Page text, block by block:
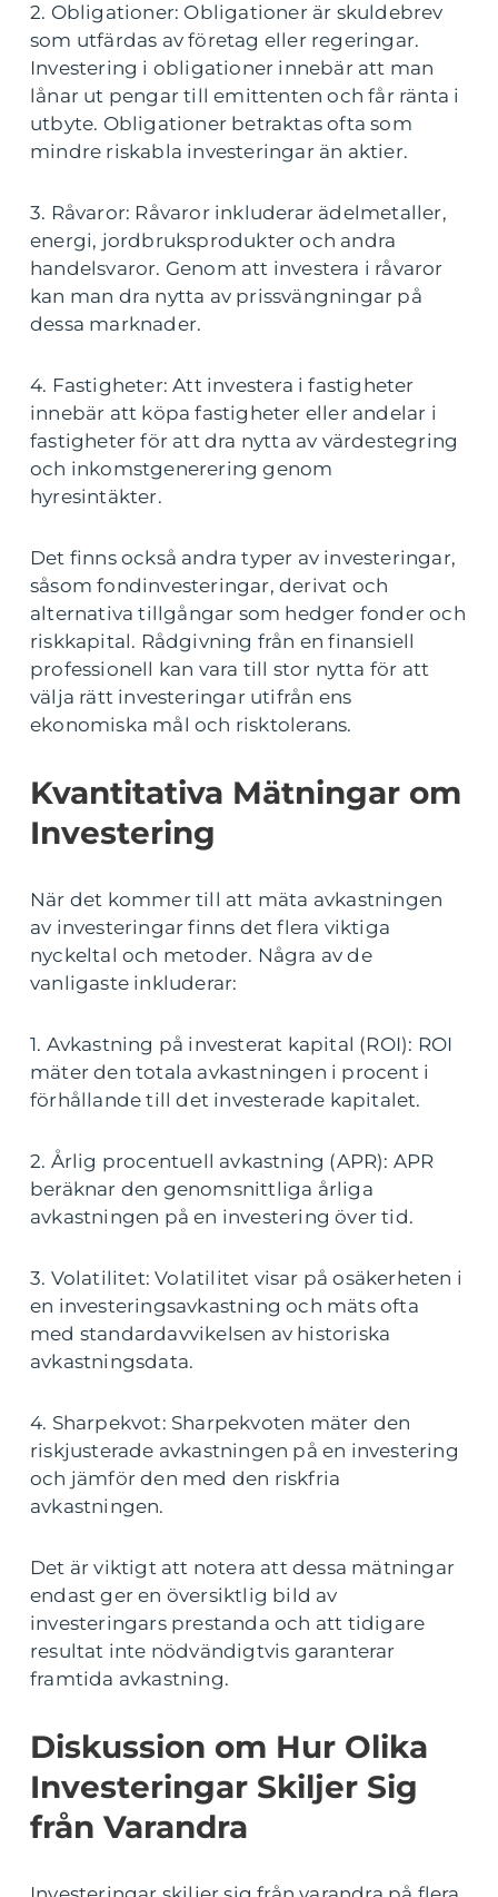
2. Obligationer: Obligationer är skuldebrev
som utfärdas av företag eller regeringar.
Investering i obligationer innebär att man
lånar ut pengar till emittenten och får ränta i
utbyte. Obligationer betraktas ofta som
mindre riskabla investeringar än aktier.
3. Råvaror: Råvaror inkluderar ädelmetaller,
energi, jordbruksprodukter och andra
handelsvaror. Genom att investera i råvaror
kan man dra nytta av prissvängningar på
dessa marknader.
4. Fastigheter: Att investera i fastigheter
innebär att köpa fastigheter eller andelar i
fastigheter för att dra nytta av värdestegring
och inkomstgenerering genom
hyresintäkter.
Det finns också andra typer av investeringar,
såsom fondinvesteringar, derivat och
alternativa tillgångar som hedger fonder och
riskkapital. Rådgivning från en finansiell
professionell kan vara till stor nytta för att
välja rätt investeringar utifrån ens
ekonomiska mål och risktolerans.
Kvantitativa Mätningar om
Investering
När det kommer till att mäta avkastningen
av investeringar finns det flera viktiga
nyckeltal och metoder. Några av de
vanligaste inkluderar:
1. Avkastning på investerat kapital (ROI): ROI
mäter den totala avkastningen i procent i
förhållande till det investerade kapitalet.
2. Årlig procentuell avkastning (APR): APR
beräknar den genomsnittliga årliga
avkastningen på en investering över tid.
3. Volatilitet: Volatilitet visar på osäkerheten i
en investeringsavkastning och mäts ofta
med standardavvikelsen av historiska
avkastningsdata.
4. Sharpekvot: Sharpekvoten mäter den
riskjusterade avkastningen på en investering
och jämför den med den riskfria
avkastningen.
Det är viktigt att notera att dessa mätningar
endast ger en översiktlig bild av
investeringars prestanda och att tidigare
resultat inte nödvändigtvis garanterar
framtida avkastning.
Diskussion om Hur Olika
Investeringar Skiljer Sig
från Varandra